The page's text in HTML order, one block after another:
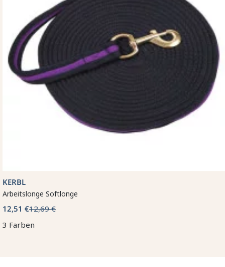
KERBL
Arbeitslonge Softlonge
12,51 €12,69 €
3 Farben